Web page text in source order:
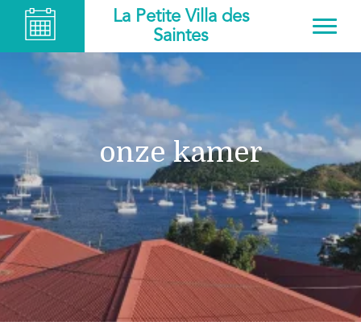
La Petite Villa des
Saintes
onze kamer